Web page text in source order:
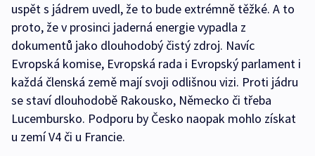
uspět s jádrem uvedl, že to bude extrémně těžké. A to
proto, že v prosinci jaderná energie vypadla z
dokumentů jako dlouhodobý čistý zdroj. Navíc
Evropská komise, Evropská rada i Evropský parlament i
každá členská země mají svoji odlišnou vizi. Proti jádru
se staví dlouhodobě Rakousko, Německo či třeba
Lucembursko. Podporu by Česko naopak mohlo získat
u zemí V4 či u Francie.